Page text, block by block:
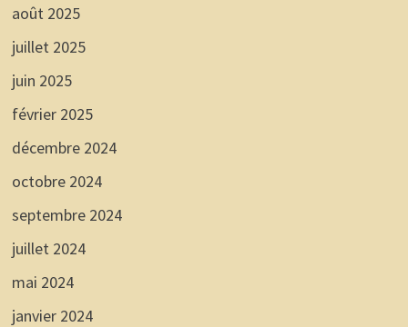
août 2025
juillet 2025
juin 2025
février 2025
décembre 2024
octobre 2024
septembre 2024
juillet 2024
mai 2024
janvier 2024